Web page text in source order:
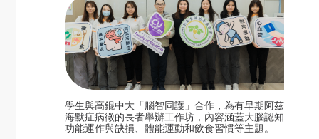
學生與高錕中大「腦智同護」合作，為有早期阿茲
海默症病徵的長者舉辦工作坊，內容涵蓋大腦認知
功能運作與缺損、體能運動和飲食習慣等主題。